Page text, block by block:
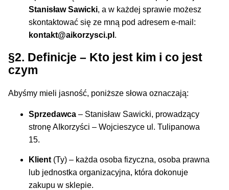
Stanisław Sawicki, a w każdej sprawie możesz
skontaktować się ze mną pod adresem e-mail:
kontakt@aikorzysci.pl .
§2. Definicje – Kto jest kim i co jest
czym
Abyśmy mieli jasność, poniższe słowa oznaczają:
Sprzedawca – Stanisław Sawicki, prowadzący
stronę AIkorzyści – Wojcieszyce ul. Tulipanowa
15.
Klient (Ty) – każda osoba fizyczna, osoba prawna
lub jednostka organizacyjna, która dokonuje
zakupu w sklepie.